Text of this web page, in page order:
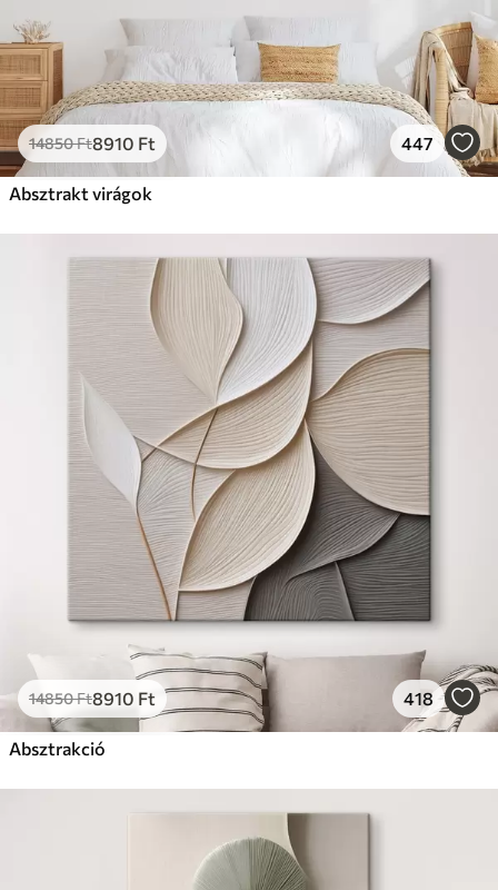
14850Ft8910 Ft 447
Absztrakt virágok
14850Ft8910 Ft 418
Absztrakció